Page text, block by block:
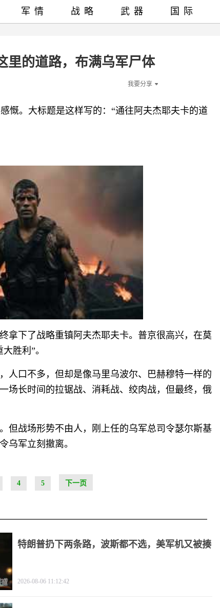
里的道路，布满乌军尸体
我要分享
慨。大标题是这样写的：“通往阿夫杰耶夫卡的道
拿下了战略重镇阿夫杰耶夫卡。普京很高兴，在莫
胜利”。
人口不多，但却是像马里乌波尔、巴赫穆特一样的
场长时间的拉锯战、消耗战、绞肉战，但最终，俄
但战场形势不由人，刚上任的乌军总司令瑟尔斯基
乌军立刻撤离。
4 5 下一页
军情 战略 武器 国际
特朗普扔下两条路，波斯都不选，美军机又被揍
2026-08-06 11:12:42